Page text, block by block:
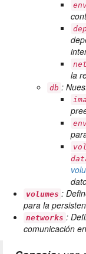
la
db :
volumes :
para la
networks :
comunicación